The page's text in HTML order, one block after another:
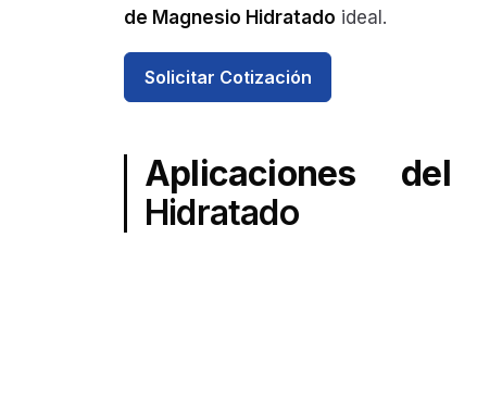
de Magnesio Hidratado ideal.
Solicitar Cotización
Aplicaciones del
Hidratado